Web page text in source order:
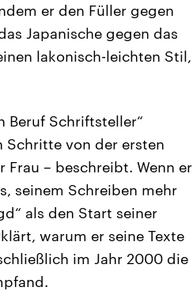
er den Füller gegen
Japanische gegen das
lakonisch-leichten Stil,
Beruf Schriftsteller“
Schritte von der ersten
Frau – beschreibt. Wenn er
seinem Schreiben mehr
als den Start seiner
warum er seine Texte
im Jahr 2000 die